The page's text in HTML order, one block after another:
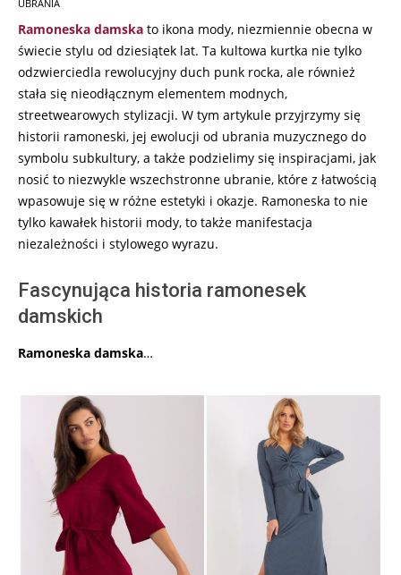
09
UBRANIA
Ramoneska damska to ikona mody, niezmiennie obecna w
świecie stylu od dziesiątek lat. Ta kultowa kurtka nie tylko
odzwierciedla rewolucyjny duch punk rocka, ale również
stała się nieodłącznym elementem modnych,
streetwearowych stylizacji. W tym artykule przyjrzymy się
historii ramoneski, jej ewolucji od ubrania muzycznego do
symbolu subkultury, a także podzielimy się inspiracjami, jak
nosić to niezwykle wszechstronne ubranie, które z łatwością
wpasowuje się w różne estetyki i okazje. Ramoneska to nie
tylko kawałek historii mody, to także manifestacja
niezależności i stylowego wyrazu.
Fascynująca historia ramonesek
damskich
Ramoneska damska…